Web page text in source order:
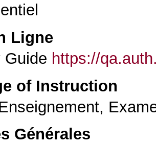
Ligne
Guide https://
of Instruction
Générales